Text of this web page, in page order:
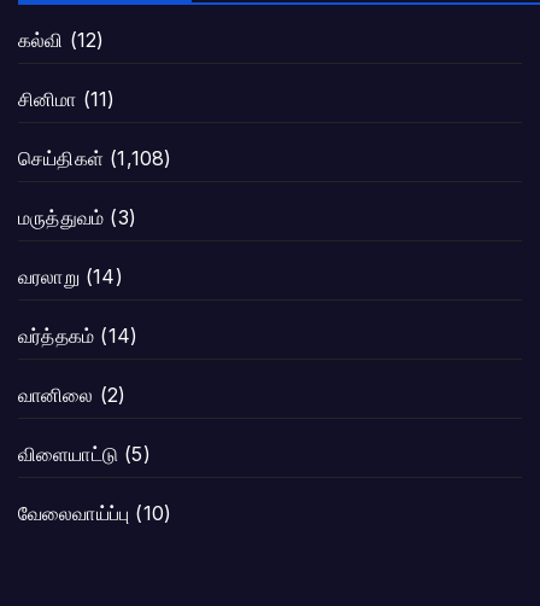
கல்வி (12)
சினிமா (11)
செய்திகள் (1,108)
மருத்துவம் (3)
வரலாறு (14)
வர்த்தகம் (14)
வானிலை (2)
விளையாட்டு (5)
வேலைவாய்ப்பு (10)